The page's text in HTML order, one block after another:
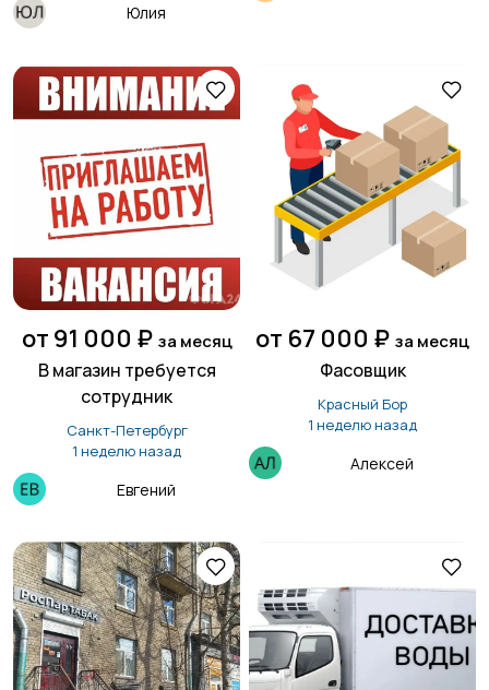
Юлия
от 91 000 ₽ за месяц
В магазин требуется
сотрудник
Санкт-Петербург
1 неделю назад
Евгений
от 67 000 ₽ за месяц
Фасовщик
Красный Бор
1 неделю назад
Алексей